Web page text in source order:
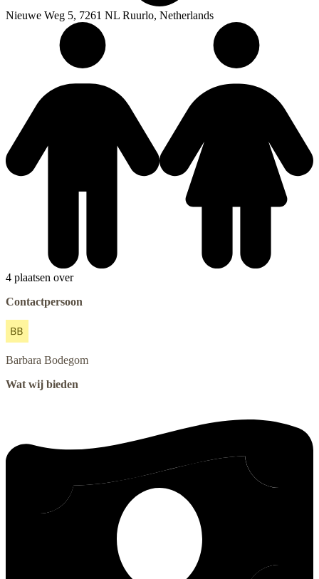
Nieuwe Weg 5, 7261 NL Ruurlo, Netherlands
4 plaatsen over
Contactpersoon
Barbara Bodegom
Wat wij bieden